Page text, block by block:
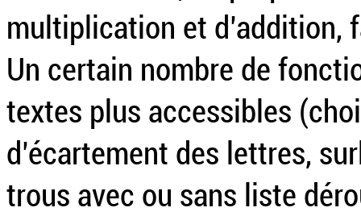
multiplication et d’addition,
Un certain nombre de
textes plus accessibles
d’écartement des lettres,
trous avec ou sans liste